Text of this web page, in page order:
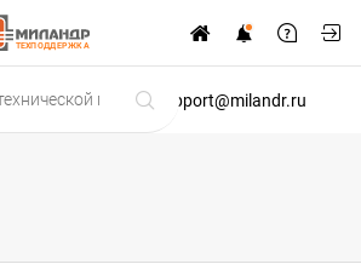
ТЕХПОДДЕРЖКА
support@milandr.ru